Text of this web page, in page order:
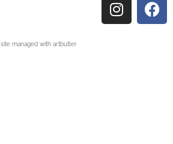
site managed with artbutler